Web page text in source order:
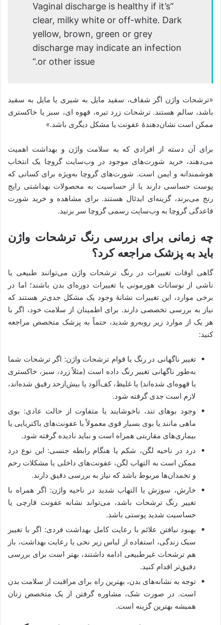
“Vaginal discharge is healthy if it’s
clear, milky white or off-white. Dark
yellow, brown, green or grey
discharge may indicate an infection
or other issue.”
«ترشحات واژن اگر شفاف، سفید مایل به شیری یا مایل به سفید
باشد، سالم هستند. ترشحات زرد تیره، قهوه ای، سبز یا خاکستری
ممکن است نشان‌دهندۀ عفونت یا مشکل دیگری باشد.»
برای آن دسته از افرادی که به سلامت واژن و بهداشت اهمیت
می‌دهند، خرید شورت‌های موجود در وب‌سایت گروچا یک انتخاب
هوشمندانه و ایمن است. شورت‌های گروچا به‌ویژه برای کسانی که
پوست حساسی دارند یا از حساسیت به محصولات بهداشتی رایج
رنج می‌برند، گزینه‌ای ایدئال هستند. برای مشاهده و خرید شورت
قاعدگی گروچا به وب‌سایت رسمی گروچا سر بزنید.
چه زمانی برای بررسی رنگ ترشحات واژن
باید به پزشک مراجعه کرد؟
گاهی اوقات تغییرات در رنگ ترشحات واژن می‌توانند طبیعی یا
ناشی از نوسانات هورمونی یا تغییرات دوره‌ای بدن باشند؛ اما در
برخی موارد، این تغییرات نشانۀ وجود یک مشکل جدی‌تر هستند که
نیاز به بررسی تخصصی دارند. برای اطمینان از سلامت خود، اگر با
هر یک از موارد زیر روبه‌رو شدید، حتماً به پزشک متخصص مراجعه
کنید:
تغییر ناگهانی در رنگ یا قوام ترشحات واژن: اگر ترشحات شما
به‌طور ناگهانی تغییر رنگ داده است (مثلاً زرد، سبز، خاکستری
یا قهوه‌ای شده‌اند) یا غلیظ، کف‌آلود یا بیش‌ازحد رقیق شده‌اند،
لازم است جدی گرفته شود.
وجود بوهای تند، ناخوشایند یا متفاوت از حالت عادی: بوی
ماهی مانند یا بوی بسیار قوی معمولاً با عفونت‌های باکتریایی یا
بیماری‌های مقاربتی همراه است و نباید نادیده گرفته شود.
درد در ناحیه لگن، شکم یا هنگام رابطه جنسی: این نوع درد
ممکن است به التهاب لگن، عفونت‌های داخلی یا مشکلات رحم
و تخمدان‌ها مربوط باشد که نیاز به بررسی دقیق دارند.
خارش، سوزش یا التهاب شدید در ناحیه واژن: اگر همراه با
تغییر رنگ ترشحات باشد، می‌تواند نشانه عفونت قارچی یا
حساسیت شدید پوستی باشد.
بهبود نیافتن علائم با رعایت کامل بهداشت فردی: اگر با تغییر
سبک زندگی، استفاده از لباس زیر نخی یا رعایت بهداشت، باز
هم ترشحات غیرطبیعی ادامه داشتند، بهتر است برای بررسی
دقیق‌تر اقدام کنید.
توجه به نشانه‌های بدن، بهترین راه برای مراقبت از سلامت بدن
است. در صورت شک، مشاوره گرفتن از یک متخصص زنان
همیشه بهترین گزینه است.